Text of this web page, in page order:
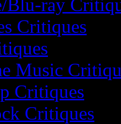
Blu-ray
Critiques
Music
Critiques
Critiques